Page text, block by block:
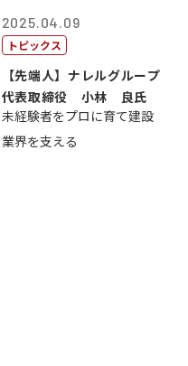
2025.04.09
トピックス
【先端人】ナレルグループ
代表取締役 小林 良氏
未経験者をプロに育て建設
業界を支える